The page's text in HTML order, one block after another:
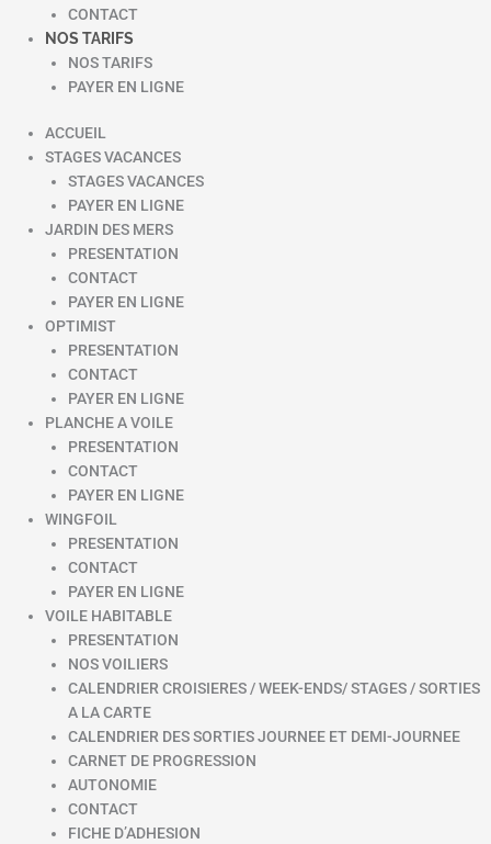
CONTACT
NOS TARIFS
NOS TARIFS
PAYER EN LIGNE
ACCUEIL
STAGES VACANCES
STAGES VACANCES
PAYER EN LIGNE
JARDIN DES MERS
PRESENTATION
CONTACT
PAYER EN LIGNE
OPTIMIST
PRESENTATION
CONTACT
PAYER EN LIGNE
PLANCHE A VOILE
PRESENTATION
CONTACT
PAYER EN LIGNE
WINGFOIL
PRESENTATION
CONTACT
PAYER EN LIGNE
VOILE HABITABLE
PRESENTATION
NOS VOILIERS
CALENDRIER CROISIERES / WEEK-ENDS/ STAGES / SORTIES
A LA CARTE
CALENDRIER DES SORTIES JOURNEE ET DEMI-JOURNEE
CARNET DE PROGRESSION
AUTONOMIE
CONTACT
FICHE D’ADHESION